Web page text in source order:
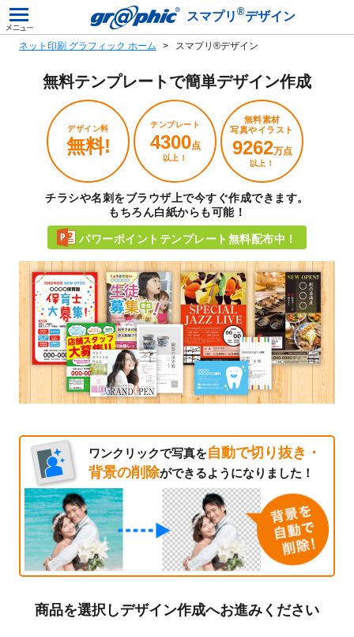
スマプリ ®デザイン
ネット印刷 グラフィック ホーム スマプリ®デザイン
無料テンプレートで簡単デザイン作成
デザイン料
無料!
テンプレート
4300点
以上！
無料素材
写真やイラスト
9262万点
以上！
チラシや名刺をブラウザ上で今すぐ作成できます。
もちろん白紙からも可能！
パワーポイントテンプレート無料配布中！
ワンクリックで写真を自動で切り抜き・
背景の削除ができるようになりました！
商品を選択しデザイン作成へお進みください